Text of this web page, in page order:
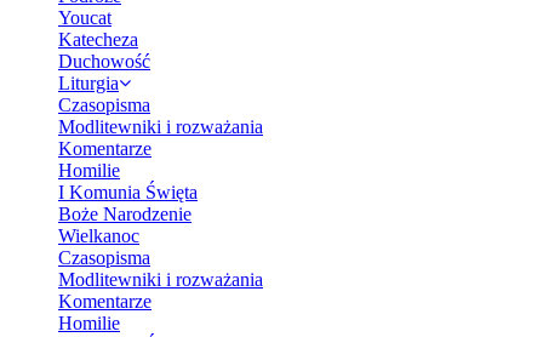
Youcat
Katecheza
Duchowość
Liturgia
Czasopisma
Modlitewniki i rozważania
Komentarze
Homilie
I Komunia Święta
Boże Narodzenie
Wielkanoc
Czasopisma
Modlitewniki i rozważania
Komentarze
Homilie